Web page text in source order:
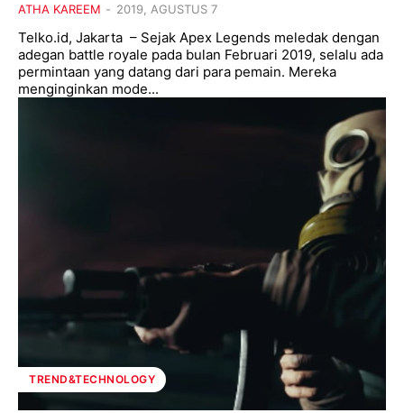
ATHA KAREEM - 2019, AGUSTUS 7
Telko.id, Jakarta – Sejak Apex Legends meledak dengan
adegan battle royale pada bulan Februari 2019, selalu ada
permintaan yang datang dari para pemain. Mereka
menginginkan mode...
TREND&TECHNOLOGY